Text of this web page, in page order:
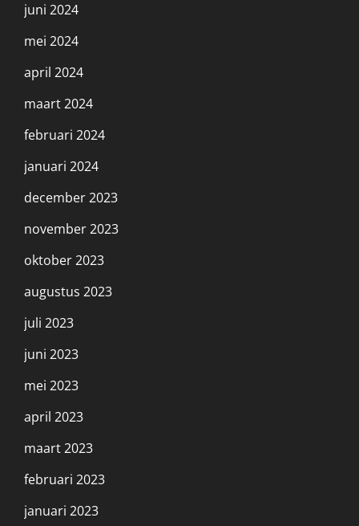
juni 2024
mei 2024
april 2024
maart 2024
februari 2024
januari 2024
december 2023
november 2023
oktober 2023
augustus 2023
juli 2023
juni 2023
mei 2023
april 2023
maart 2023
februari 2023
januari 2023